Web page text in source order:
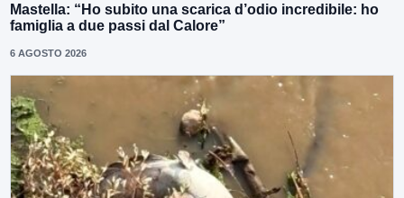
Mastella: “Ho subito una scarica d’odio incredibile: ho
famiglia a due passi dal Calore”
6 AGOSTO 2026